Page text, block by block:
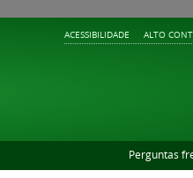
ACESSIBILIDADE ALTO
Perguntas